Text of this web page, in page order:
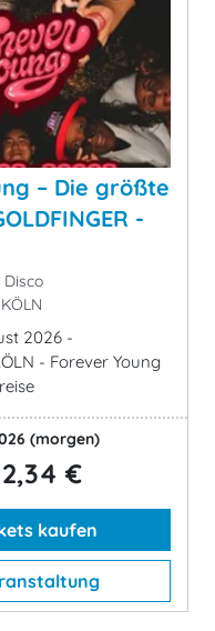
– Die größte
-
2026 -
- Forever Young
(morgen)
€
kaufen